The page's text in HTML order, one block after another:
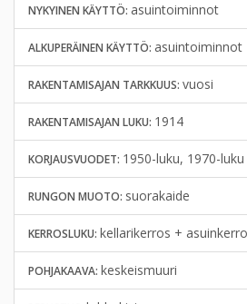
NYKYINEN KÄYTTÖ: asuintoiminnot
ALKUPERÄINEN KÄYTTÖ: asuintoiminnot
RAKENTAMISAJAN TARKKUUS: vuosi
RAKENTAMISAJAN LUKU: 1914
KORJAUSVUODET: 1950-luku, 1970-luku
RUNGON MUOTO: suorakaide
KERROSLUKU: kellarikerros +
POHJAKAAVA: keskeismuuri